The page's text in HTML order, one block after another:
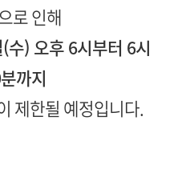
로 인해
) 오후 6시부터 6시
까지
제한될 예정입니다.